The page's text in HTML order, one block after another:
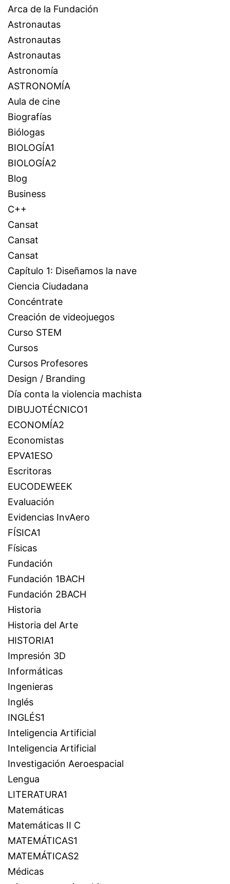
Arca de la Fundación
Astronautas
Astronautas
Astronautas
Astronomía
ASTRONOMÍA
Aula de cine
Biografías
Biólogas
BIOLOGÍA1
BIOLOGÍA2
Blog
Business
C++
Cansat
Cansat
Cansat
Capítulo 1: Diseñamos la nave
Ciencia Ciudadana
Concéntrate
Creación de videojuegos
Curso STEM
Cursos
Cursos Profesores
Design / Branding
Día conta la violencia machista
DIBUJOTÉCNICO1
ECONOMÍA2
Economistas
EPVA1ESO
Escritoras
EUCODEWEEK
Evaluación
Evidencias InvAero
FÍSICA1
Físicas
Fundación
Fundación 1BACH
Fundación 2BACH
Historia
Historia del Arte
HISTORIA1
Impresión 3D
Informáticas
Ingenieras
Inglés
INGLÉS1
Inteligencia Artificial
Inteligencia Artificial
Investigación Aeroespacial
Lengua
LITERATURA1
Matemáticas
Matemáticas II C
MATEMÁTICAS1
MATEMÁTICAS2
Médicas